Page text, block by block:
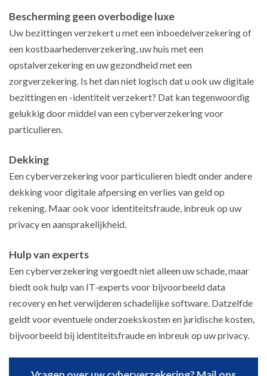
Bescherming geen overbodige luxe
Uw bezittingen verzekert u met een inboedelverzekering of
een kostbaarhedenverzekering, uw huis met een
opstalverzekering en uw gezondheid met een
zorgverzekering. Is het dan niet logisch dat u ook uw digitale
bezittingen en -identiteit verzekert? Dat kan tegenwoordig
gelukkig door middel van een cyberverzekering voor
particulieren.
Dekking
Een cyberverzekering voor particulieren biedt onder andere
dekking voor digitale afpersing en verlies van geld op
rekening. Maar ook voor identiteitsfraude, inbreuk op uw
privacy en aansprakelijkheid.
Hulp van experts
Een cyberverzekering vergoedt niet alleen uw schade, maar
biedt ook hulp van IT-experts voor bijvoorbeeld data
recovery en het verwijderen schadelijke software. Datzelfde
geldt voor eventuele onderzoekskosten en juridische kosten,
bijvoorbeeld bij identiteitsfraude en inbreuk op uw privacy.